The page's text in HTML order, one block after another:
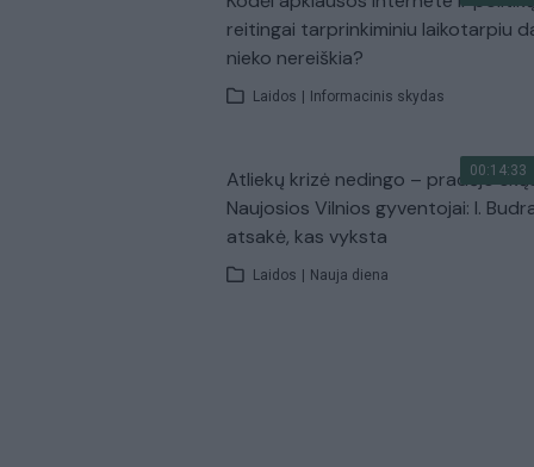
reitingai tarprinkiminiu laikotarpiu
nieko nereiškia?
Laidos | Informacinis skydas
00:14:33
Atliekų krizė nedingo – pradėjo
Naujosios Vilnios gyventojai: I.
atsakė, kas vyksta
Laidos | Nauja diena